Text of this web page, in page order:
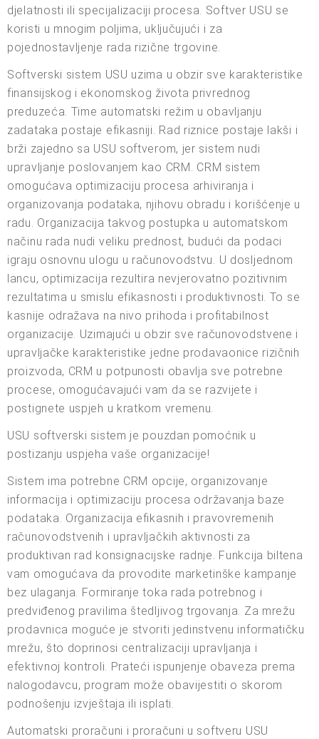
djelatnosti ili specijalizaciji procesa. Softver USU se
koristi u mnogim poljima, uključujući i za
pojednostavljenje rada rizične trgovine.
Softverski sistem USU uzima u obzir sve karakteristike
finansijskog i ekonomskog života privrednog
preduzeća. Time automatski režim u obavljanju
zadataka postaje efikasniji. Rad riznice postaje lakši i
brži zajedno sa USU softverom, jer sistem nudi
upravljanje poslovanjem kao CRM. CRM sistem
omogućava optimizaciju procesa arhiviranja i
organizovanja podataka, njihovu obradu i korišćenje u
radu. Organizacija takvog postupka u automatskom
načinu rada nudi veliku prednost, budući da podaci
igraju osnovnu ulogu u računovodstvu. U dosljednom
lancu, optimizacija rezultira nevjerovatno pozitivnim
rezultatima u smislu efikasnosti i produktivnosti. To se
kasnije odražava na nivo prihoda i profitabilnost
organizacije. Uzimajući u obzir sve računovodstvene i
upravljačke karakteristike jedne prodavaonice rizičnih
proizvoda, CRM u potpunosti obavlja sve potrebne
procese, omogućavajući vam da se razvijete i
postignete uspjeh u kratkom vremenu.
USU softverski sistem je pouzdan pomoćnik u
postizanju uspjeha vaše organizacije!
Sistem ima potrebne CRM opcije, organizovanje
informacija i optimizaciju procesa održavanja baze
podataka. Organizacija efikasnih i pravovremenih
računovodstvenih i upravljačkih aktivnosti za
produktivan rad konsignacijske radnje. Funkcija biltena
vam omogućava da provodite marketinške kampanje
bez ulaganja. Formiranje toka rada potrebnog i
predviđenog pravilima štedljivog trgovanja. Za mrežu
prodavnica moguće je stvoriti jedinstvenu informatičku
mrežu, što doprinosi centralizaciji upravljanja i
efektivnoj kontroli. Prateći ispunjenje obaveza prema
nalogodavcu, program može obavijestiti o skorom
podnošenju izvještaja ili isplati.
Automatski proračuni i proračuni u softveru USU